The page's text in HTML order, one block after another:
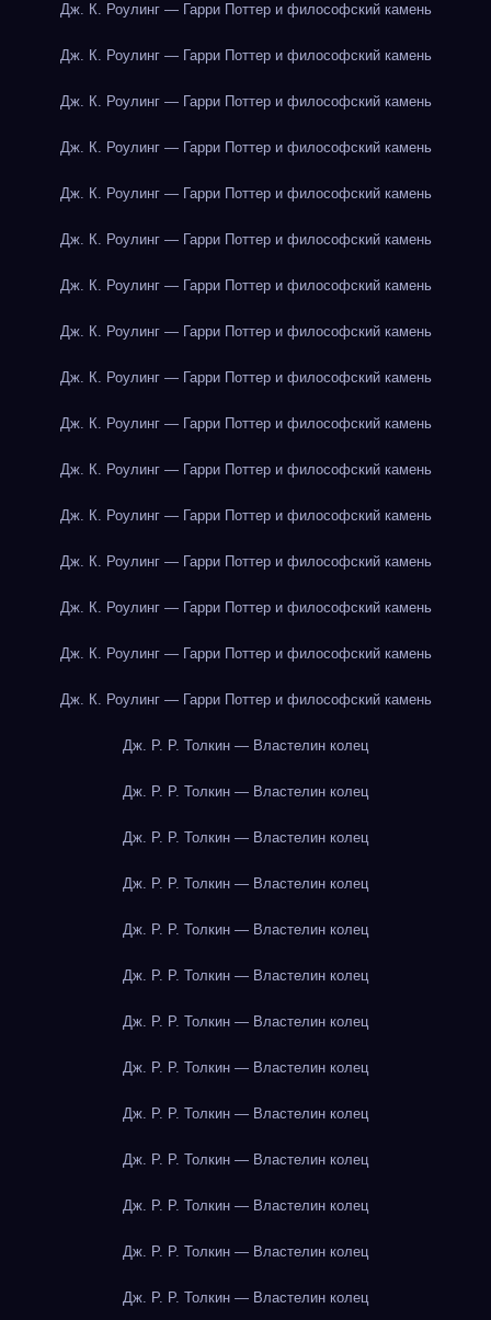
Дж. К. Роулинг — Гарри Поттер и философский камень
Дж. К. Роулинг — Гарри Поттер и философский камень
Дж. К. Роулинг — Гарри Поттер и философский камень
Дж. К. Роулинг — Гарри Поттер и философский камень
Дж. К. Роулинг — Гарри Поттер и философский камень
Дж. К. Роулинг — Гарри Поттер и философский камень
Дж. К. Роулинг — Гарри Поттер и философский камень
Дж. К. Роулинг — Гарри Поттер и философский камень
Дж. К. Роулинг — Гарри Поттер и философский камень
Дж. К. Роулинг — Гарри Поттер и философский камень
Дж. К. Роулинг — Гарри Поттер и философский камень
Дж. К. Роулинг — Гарри Поттер и философский камень
Дж. К. Роулинг — Гарри Поттер и философский камень
Дж. К. Роулинг — Гарри Поттер и философский камень
Дж. К. Роулинг — Гарри Поттер и философский камень
Дж. К. Роулинг — Гарри Поттер и философский камень
Дж. Р. Р. Толкин — Властелин колец
Дж. Р. Р. Толкин — Властелин колец
Дж. Р. Р. Толкин — Властелин колец
Дж. Р. Р. Толкин — Властелин колец
Дж. Р. Р. Толкин — Властелин колец
Дж. Р. Р. Толкин — Властелин колец
Дж. Р. Р. Толкин — Властелин колец
Дж. Р. Р. Толкин — Властелин колец
Дж. Р. Р. Толкин — Властелин колец
Дж. Р. Р. Толкин — Властелин колец
Дж. Р. Р. Толкин — Властелин колец
Дж. Р. Р. Толкин — Властелин колец
Дж. Р. Р. Толкин — Властелин колец